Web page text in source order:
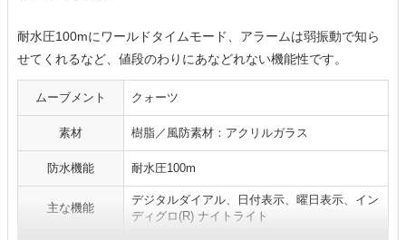
耐水圧100mにワールドタイムモード、アラームは弱振動で知ら
せてくれるなど、値段のわりにあなどれない機能性です。
ムーブメント クォーツ
素材 樹脂／風防素材：アクリルガラス
防水機能 耐水圧100m
主な機能
デジタルダイアル、日付表示、曜日表示、イン
ディグロ(R) ナイトライト